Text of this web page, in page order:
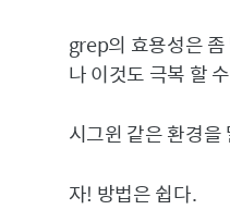
grep의 효용성은
나 이것도 극복 할
시그윈 같은 환경을
자! 방법은 쉽다.